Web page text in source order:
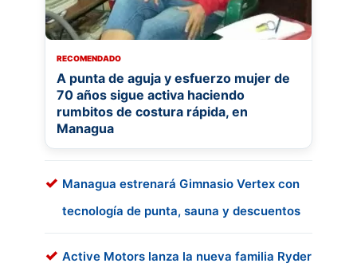
RECOMENDADO
A punta de aguja y esfuerzo mujer de
70 años sigue activa haciendo
rumbitos de costura rápida, en
Managua
Managua estrenará Gimnasio Vertex con
tecnología de punta, sauna y descuentos
Active Motors lanza la nueva familia Ryder